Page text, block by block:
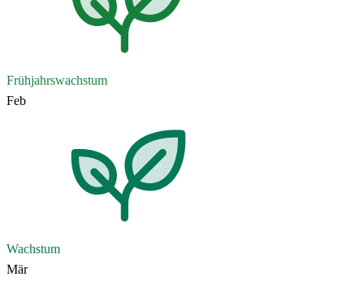
Frühjahrswachstum
Feb
Wachstum
Mär